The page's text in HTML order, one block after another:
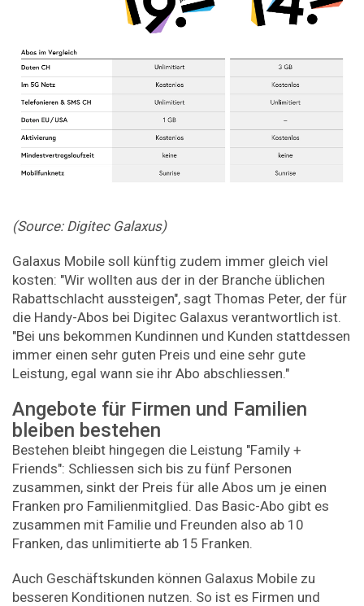
(Source: Digitec Galaxus)
Galaxus Mobile soll künftig zudem immer gleich viel
kosten: "Wir wollten aus der in der Branche üblichen
Rabattschlacht aussteigen", sagt Thomas Peter, der für
die Handy-Abos bei Digitec Galaxus verantwortlich ist.
"Bei uns bekommen Kundinnen und Kunden stattdessen
immer einen sehr guten Preis und eine sehr gute
Leistung, egal wann sie ihr Abo abschliessen."
Angebote für Firmen und Familien
bleiben bestehen
Bestehen bleibt hingegen die Leistung "Family +
Friends": Schliessen sich bis zu fünf Personen
zusammen, sinkt der Preis für alle Abos um je einen
Franken pro Familienmitglied. Das Basic-Abo gibt es
zusammen mit Familie und Freunden also ab 10
Franken, das unlimitierte ab 15 Franken.
Auch Geschäftskunden können Galaxus Mobile zu
besseren Konditionen nutzen. So ist es Firmen und